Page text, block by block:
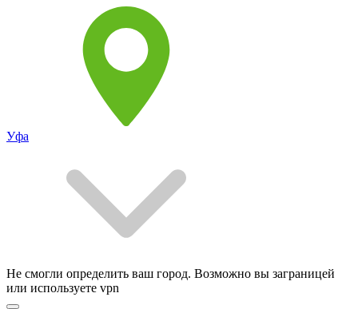
Уфа
Не смогли определить ваш город. Возможно вы заграницей
или используете vpn